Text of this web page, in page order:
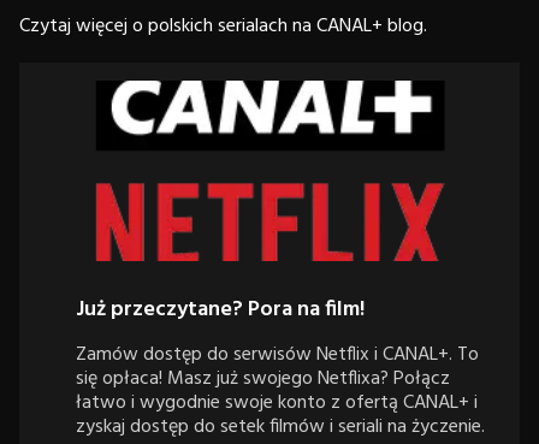
Czytaj więcej o polskich serialach na CANAL+ blog.
Już przeczytane? Pora na film!
Zamów dostęp do serwisów Netflix i CANAL+. To
się opłaca! Masz już swojego Netflixa? Połącz
łatwo i wygodnie swoje konto z ofertą CANAL+ i
zyskaj dostęp do setek filmów i seriali na życzenie.